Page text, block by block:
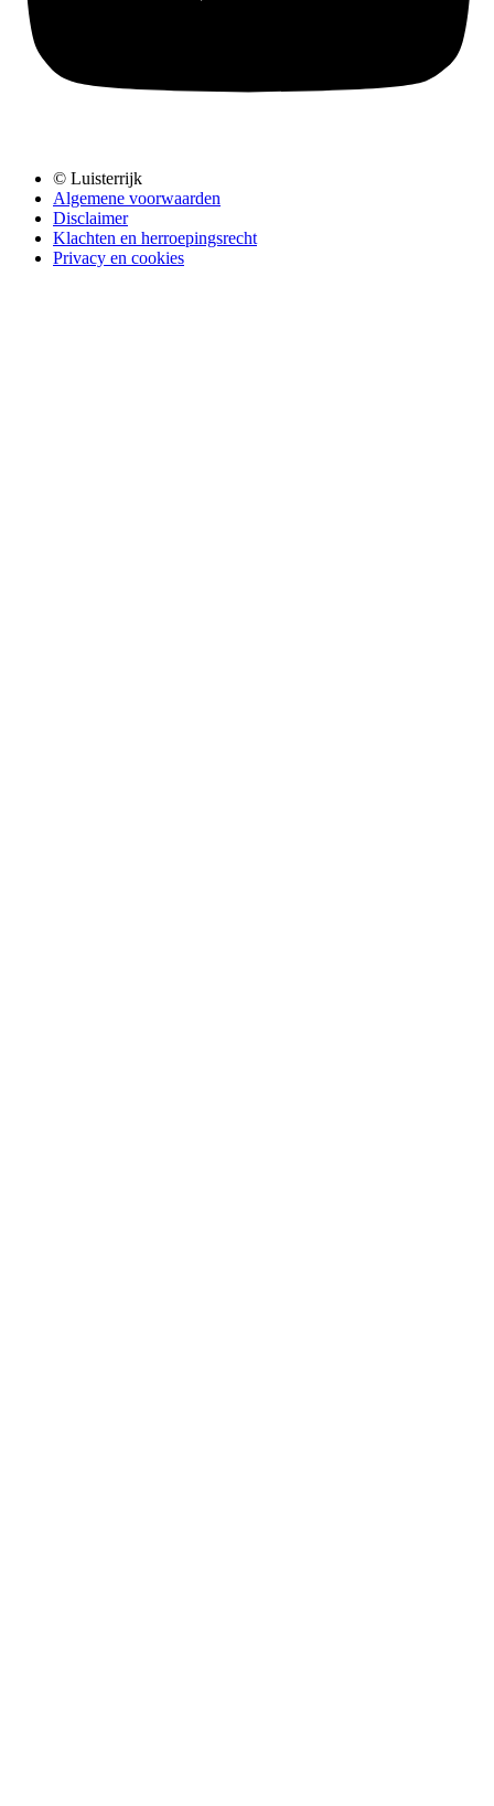
© Luisterrijk
Algemene voorwaarden
Disclaimer
Klachten en herroepingsrecht
Privacy en cookies